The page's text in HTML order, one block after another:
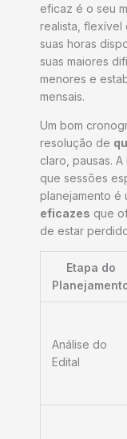
eficaz é o seu
realista, flexível
suas horas
suas maiores
menores e
mensais.
Um bom
resolução de
claro, pausas.
que sessões
planejamento é
eficazes que
de estar
Etapa do
Análise do
Edital